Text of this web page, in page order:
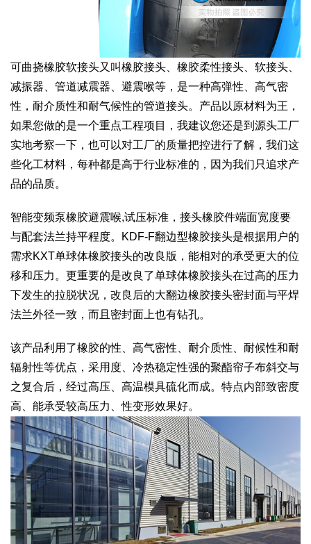
可曲挠橡胶软接头又叫橡胶接头、橡胶柔性接头、软接头、
减振器、管道减震器、避震喉等，是一种高弹性、高气密
性，耐介质性和耐气候性的管道接头。产品以原材料为王，
如果您做的是一个重点工程项目，我建议您还是到源头工厂
实地考察一下，也可以对工厂的质量把控进行了解，我们这
些化工材料，每种都是高于行业标准的，因为我们只追求产
品的品质。
智能变频泵橡胶避震喉,试压标准，接头橡胶件端面宽度要
与配套法兰持平程度。KDF-F翻边型橡胶接头是根据用户的
需求KXT单球体橡胶接头的改良版，能相对的承受更大的位
移和压力。更重要的是改良了单球体橡胶接头在过高的压力
下发生的拉脱状况，改良后的大翻边橡胶接头密封面与平焊
法兰外径一致，而且密封面上也有钻孔。
该产品利用了橡胶的性、高气密性、耐介质性、耐候性和耐
辐射性等优点，采用度、冷热稳定性强的聚酯帘子布斜交与
之复合后，经过高压、高温模具硫化而成。特点内部致密度
高、能承受较高压力、性变形效果好。